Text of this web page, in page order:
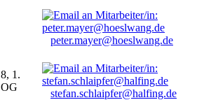
peter.mayer@hoeslwang.de
8, 1.
OG
stefan.schlaipfer@halfing.de